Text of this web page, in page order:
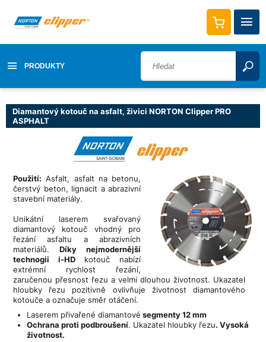
PRODUKTY
Diamantový kotouč na asfalt, živici NORTON Clipper PRO
ASPHALT
Použití: Asfalt, asfalt na betonu,
čerstvý beton, lignacit a abrazivní
stavební materiály.
Unikátní laserem svařovaný
diamantový kotouč vhodný pro
řezání asfaltu a abrazivních
materiálů. Díky nejmodernější
technogii i-HDkotouč nabízí
extrémní rychlost řezání,
zaručenou přesnost řezu a velmi dlouhou životnost. Ukazatel
hloubky řezu pozitivně ovlivňuje životnost diamantového
kotouče a označuje směr otáčení.
Laserem přivařené diamantové segmenty 12 mm
Ochrana proti podbroušení. Ukazatel hloubky řezu. Vysoká
životnost.